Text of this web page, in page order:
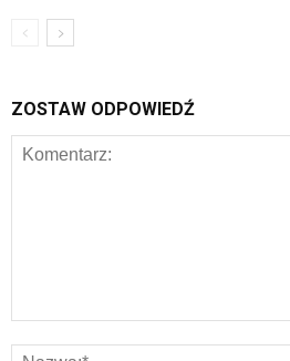
ZOSTAW ODPOWIEDŹ